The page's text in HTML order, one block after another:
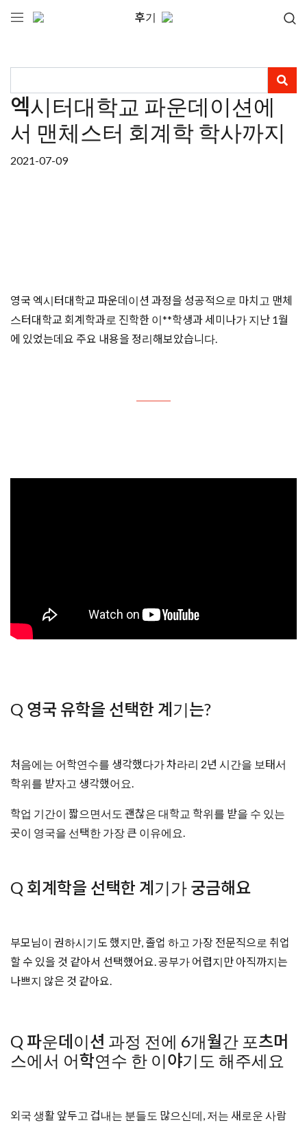
후기
엑시터대학교 파운데이션에
서 맨체스터 회계학 학사까지
2021-07-09
영국 엑시터대학교 파운데이션 과정을 성공적으로 마치고 맨체
스터대학교 회계학과로 진학한 이**학생과 세미나가 지난 1월
에 있었는데요 주요 내용을 정리해보았습니다.
Q 영국 유학을 선택한 계기는?
처음에는 어학연수를 생각했다가 차라리 2년 시간을 보태서
학위를 받자고 생각했어요.
학업 기간이 짧으면서도 괜찮은 대학교 학위를 받을 수 있는
곳이 영국을 선택한 가장 큰 이유에요.
Q 회계학을 선택한 계기가 궁금해요
부모님이 권하시기도 했지만, 졸업 하고 가장 전문직으로 취업
할 수 있을 것 같아서 선택했어요. 공부가 어렵지만 아직까지는
나쁘지 않은 것 같아요.
Q 파운데이션 과정 전에 6개월간 포츠머
스에서 어학연수 한 이야기도 해주세요
외국 생활 앞두고 겁내는 분들도 많으신데, 저는 새로운 사람